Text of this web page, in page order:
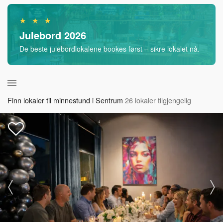
★ ★ ★
Julebord 2026
De beste julebordlokalene bookes først – sikre lokalet nå.
Finn lokaler til minnestund i Sentrum 26 lokaler tilgjengelig